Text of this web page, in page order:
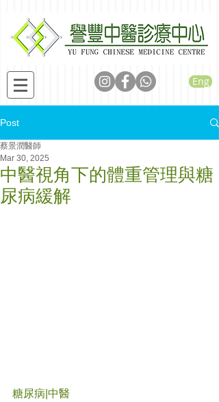
Eng
Post
中醫視角下的體重管理與糖
尿病緩解
蔡景潤醫師
Mar 30, 2025
糖尿病 |中醫